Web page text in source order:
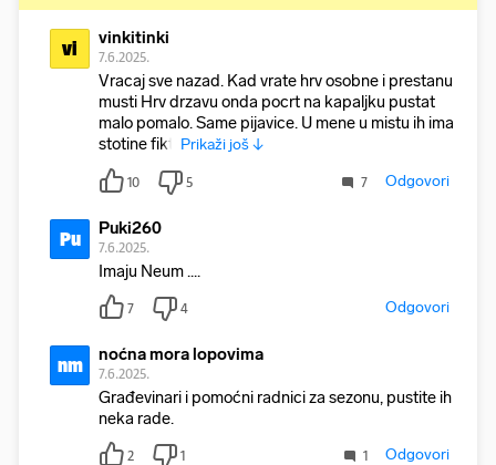
vi vinkitinki
7.6.2025.
Vracaj sve nazad. Kad vrate hrv osobne i prestanu
musti Hrv drzavu onda pocrt na kapaljku pustat
malo pomalo. Same pijavice. U mene u mistu ih ima
stotine fikti Prikaži još ↓
10 5 7 Odgovori
Pu Puki260
7.6.2025.
Imaju Neum ....
7 4 Odgovori
nm noćna mora lopovima
7.6.2025.
Građevinari i pomoćni radnici za sezonu, pustite ih
neka rade.
2 1 1 Odgovori